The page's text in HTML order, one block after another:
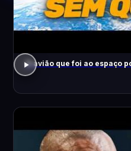
O avião que foi ao espaço